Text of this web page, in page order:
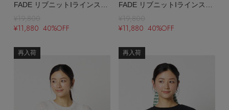
【エディターズ・エッセンシャル】
ベーシックとトレンドが交差する16の名品
FADE リブニットIラインスカート
¥19,800
¥11,880 40%OFF
FADE リブニットIラインスカート
¥19,800
¥11,880 40%OFF
再入荷 再入荷